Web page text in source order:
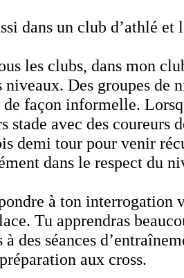
dans un club d’athlé
les clubs, dans mon
niveaux. Des groupes de
de façon informelle.
stade avec des coureurs
demi tour pour venir
dans le respect du
à ton interrogation
Tu apprendras
à des séances
aux cross.